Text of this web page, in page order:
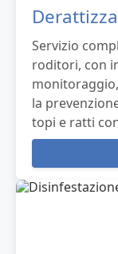
Servizio
roditori, con
la
topi e ratti